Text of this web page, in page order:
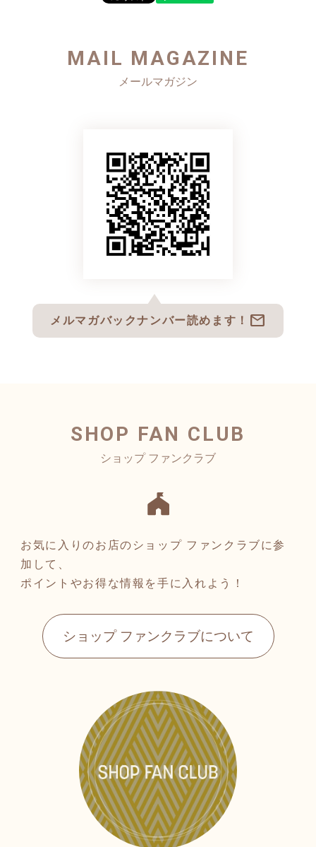
MAIL MAGAZINE
メルマガバックナンバー読めます！ mail
SHOP FAN CLUB
お気に入りのお店のショップ ファンクラブに参
加して、
ポイントやお得な情報を手に入れよう！
ショップ ファンクラブについて